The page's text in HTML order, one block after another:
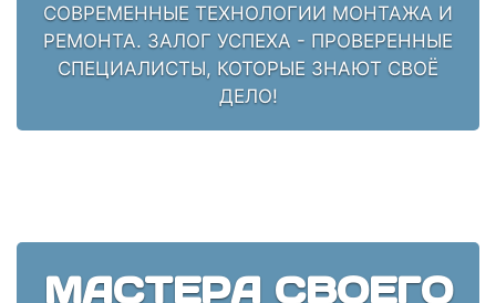
СОВРЕМЕННЫЕ ТЕХНОЛОГИИ МОНТАЖА И
РЕМОНТА. ЗАЛОГ УСПЕХА - ПРОВЕРЕННЫЕ
СПЕЦИАЛИСТЫ, КОТОРЫЕ ЗНАЮТ СВОЁ
ДЕЛО!
МАСТЕРА СВОЕГО